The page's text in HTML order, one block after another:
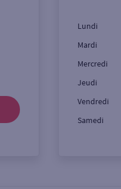
Ouverte le lundiLundi
Mardi
Mercredi
Jeudi
Vendredi
Samedi